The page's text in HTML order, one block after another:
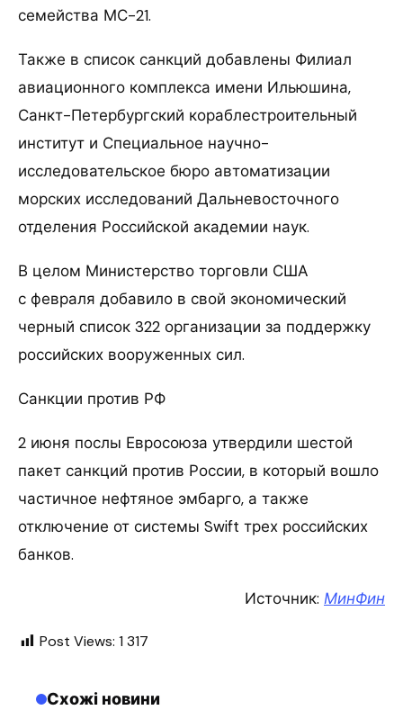
семейства МС-21.
Также в список санкций добавлены Филиал
авиационного комплекса имени Ильюшина,
Санкт-Петербургский кораблестроительный
институт и Специальное научно-
исследовательское бюро автоматизации
морских исследований Дальневосточного
отделения Российской академии наук.
В целом Министерство торговли США
с февраля добавило в свой экономический
черный список 322 организации за поддержку
российских вооруженных сил.
Санкции против РФ
2 июня послы Евросоюза утвердили шестой
пакет санкций против России, в который вошло
частичное нефтяное эмбарго, а также
отключение от системы Swift трех российских
банков.
Источник: МинФин
Post Views: 1 317
Схожі новини